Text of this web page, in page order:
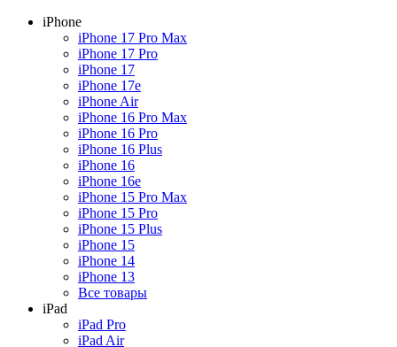
iPhone
iPhone 17 Pro Max
iPhone 17 Pro
iPhone 17
iPhone 17e
iPhone Air
iPhone 16 Pro Max
iPhone 16 Pro
iPhone 16 Plus
iPhone 16
iPhone 16e
iPhone 15 Pro Max
iPhone 15 Pro
iPhone 15 Plus
iPhone 15
iPhone 14
iPhone 13
Все товары
iPad
iPad Pro
iPad Air